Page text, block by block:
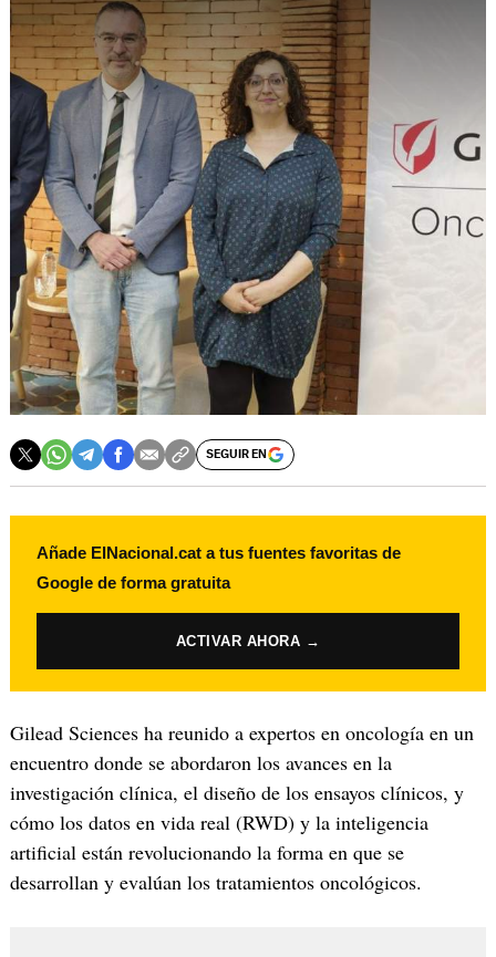
SEGUIR EN
Añade ElNacional.cat a tus fuentes favoritas de
Google de forma gratuita
ACTIVAR AHORA →
Gilead Sciences ha reunido a expertos en oncología en un
encuentro donde se abordaron los avances en la
investigación clínica, el diseño de los ensayos clínicos, y
cómo los datos en vida real (RWD) y la inteligencia
artificial están revolucionando la forma en que se
desarrollan y evalúan los tratamientos oncológicos.